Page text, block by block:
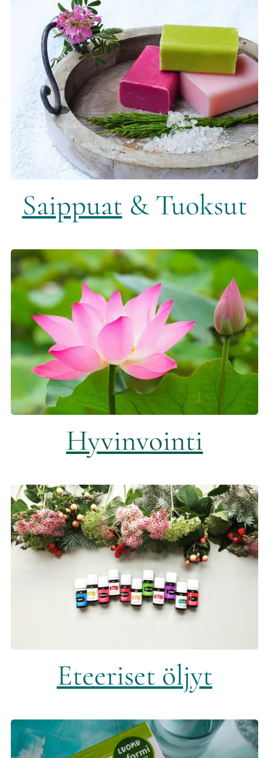
Saippuat & Tuoksut
Hyvinvointi
Eteeriset öljyt